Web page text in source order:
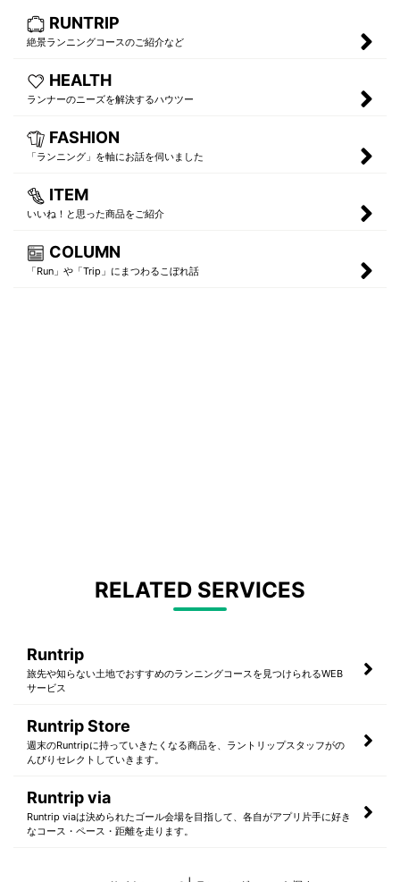
RUNTRIP
絶景ランニングコースのご紹介など
HEALTH
ランナーのニーズを解決するハウツー
FASHION
「ランニング」を軸にお話を伺いました
ITEM
いいね！と思った商品をご紹介
COLUMN
「Run」や「Trip」にまつわるこぼれ話
RELATED SERVICES
Runtrip
旅先や知らない土地でおすすめのランニングコースを見つけられるWEB
サービス
Runtrip Store
週末のRuntripに持っていきたくなる商品を、ラントリップスタッフがの
んびりセレクトしていきます。
Runtrip via
Runtrip viaは決められたゴール会場を目指して、各自がアプリ片手に好き
なコース・ペース・距離を走ります。